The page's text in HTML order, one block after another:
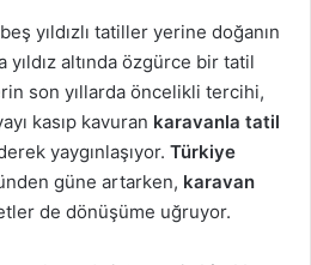
yıldızlı tatiller yerine doğanın
altında özgürce bir tatil
son yıllarda öncelikli tercihi,
kasıp kavuran karavanla tatil
yaygınlaşıyor. Türkiye
güne artarken, karavan
de dönüşüme uğruyor.